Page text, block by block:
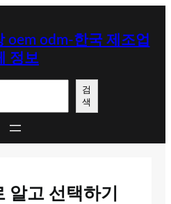
oem odm-한국 제조업
정보
검
색
알고 선택하기